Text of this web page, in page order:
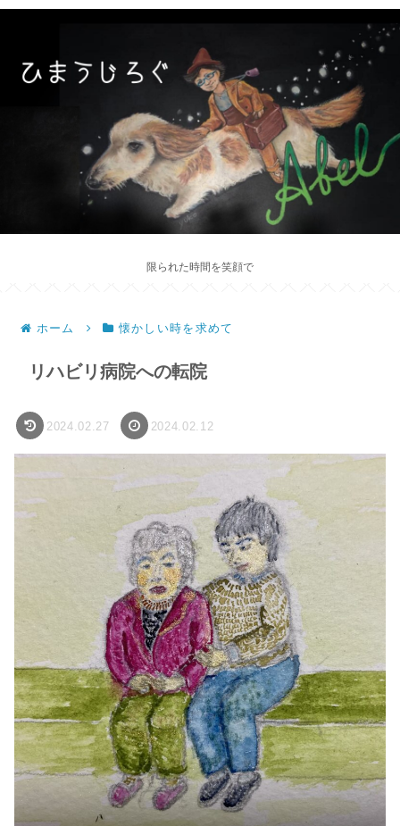
限られた時間を笑顔で
ホーム 懐かしい時を求めて
リハビリ病院への転院
2024.02.27 2024.02.12